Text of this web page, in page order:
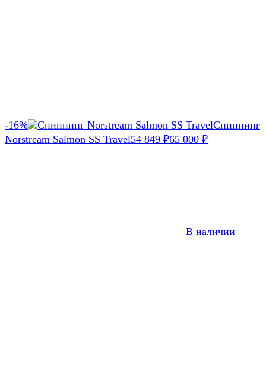
-16%
Спиннинг
Norstream Salmon SS Travel54 849 ₽65 000 ₽
В наличии